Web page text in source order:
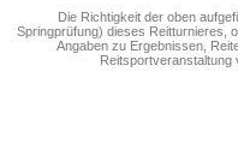
Die Richtigkeit der oben
Springprüfung) dieses Reitturnieres,
Angaben zu Ergebnissen,
Reitsportveranstaltung